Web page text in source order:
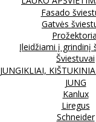
Fasado
Gatvės
Įleidžiami į grindinį
Šviestuvai
JUNGIKLIAI,
JUNG
Kanlux
Liregus
Schneider